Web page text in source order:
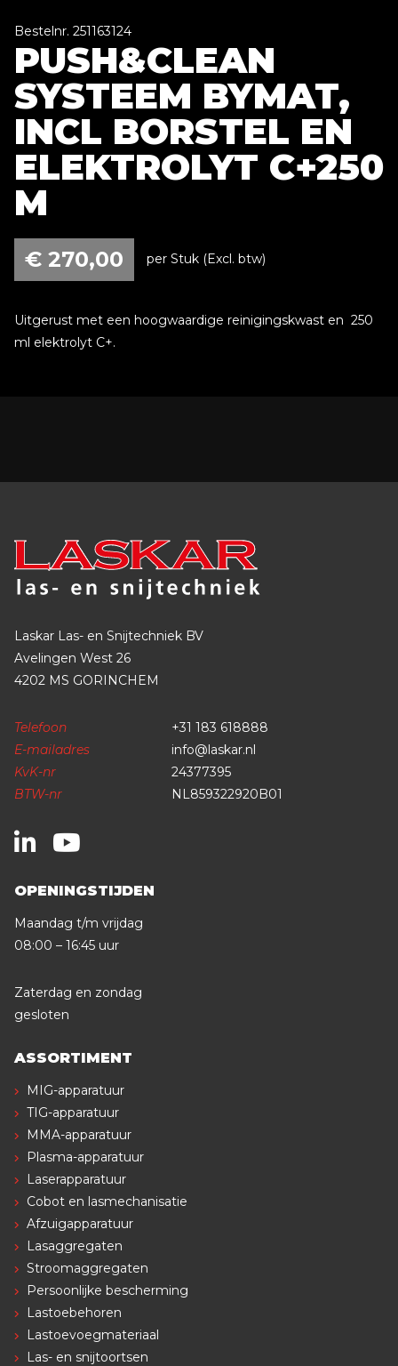
Bestelnr. 251163124
PUSH&CLEAN
SYSTEEM BYMAT,
INCL BORSTEL EN
ELEKTROLYT C+250
M
€ 270,00 per Stuk (Excl. btw)
Uitgerust met een hoogwaardige reinigingskwast en 250
ml elektrolyt C+.
Laskar Las- en Snijtechniek BV
Avelingen West 26
4202 MS GORINCHEM
Telefoon
+31 183 618888
E-mailadres
info@laskar.nl
KvK-nr
24377395
BTW-nr
NL859322920B01
OPENINGSTIJDEN
Maandag t/m vrijdag
08:00 – 16:45 uur
Zaterdag en zondag
gesloten
ASSORTIMENT
MIG-apparatuur
TIG-apparatuur
MMA-apparatuur
Plasma-apparatuur
Laserapparatuur
Cobot en lasmechanisatie
Afzuigapparatuur
Lasaggregaten
Stroomaggregaten
Persoonlijke bescherming
Lastoebehoren
Lastoevoegmateriaal
Las- en snijtoortsen